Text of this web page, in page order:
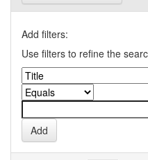
Add filters:
Use filters to refine the